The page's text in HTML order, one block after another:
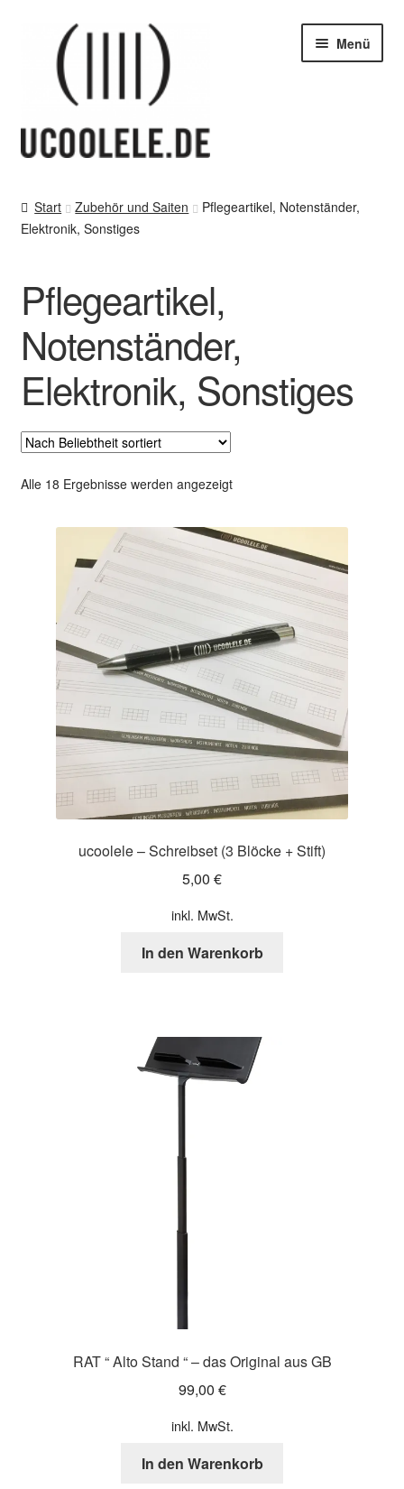
Navigation
springen
springen
Menü
Tipps
vor Ort – in Leipzig
Kontakt / Impressum / AGB & co
Start Zubehör und Saiten
Pflegeartikel, Notenständer,
Elektronik, Sonstiges
Pflegeartikel,
Notenständer,
Elektronik, Sonstiges
Alle 18 Ergebnisse werden angezeigtNach
ucoolele – Schreibset (3 Blöcke + Stift)
5,00 €
inkl. MwSt.
In den Warenkorb
RAT “ Alto Stand “ – das Original aus GB
99,00 €
inkl. MwSt.
In den Warenkorb